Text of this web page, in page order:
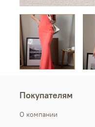
Покупателям
О компании